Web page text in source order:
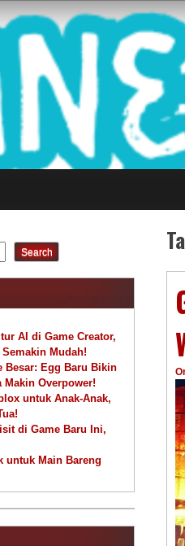
Search
AI di Game Creator,
Mudah!
Besar: Egg Baru Bikin
Makin Overpower!
untuk Anak-Anak,
di Game Baru Ini,
untuk Main Bareng